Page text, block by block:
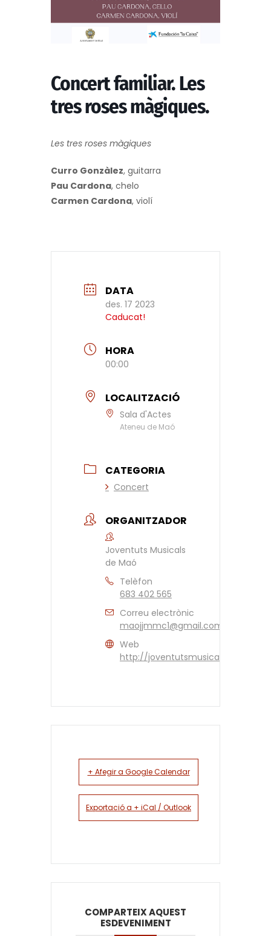
Concert familiar. Les
tres roses màgiques.
Les tres roses màgiques
Curro Gonzàlez, guitarra
Pau Cardona, chelo
Carmen Cardona, violí
DATA
des. 17 2023
Caducat!
HORA
00:00
LOCALITZACIÓ
Sala d'Actes
Ateneu de Maó
CATEGORIA
Concert
ORGANITZADOR
Joventuts Musicals
de Maó
Telèfon
683 402 565
Correu electrònic
maojjmmc1@gmail.com
Web
http://
+ Afegir a Google Calendar
Exportació a + iCal / Outlook
COMPARTEIX AQUEST
ESDEVENIMENT